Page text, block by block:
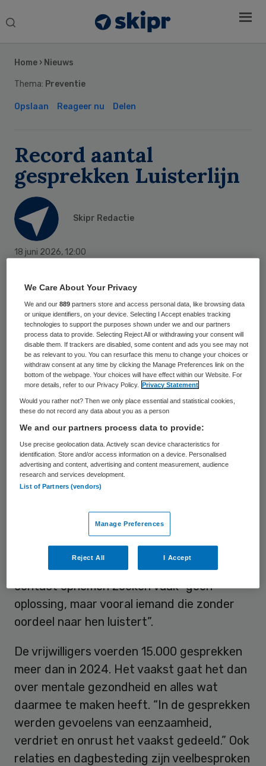
Search
Home › Nieuws
Thema: Preventie
Opslaan Reageer nu Delen
Record aantal
gesprekken Luisterlijn
Skipr Redactie
18 juni 2026, 12:00
Een recordaantal mensen heeft vorig jaar
gebeld, gechat of gemaild met de
Luisterlijn, waar vrijwilligers een luisterend
oor bieden. In totaal voerden de vrijwilligers
331.861 gesprekken, meldt de organisatie
achter de lijn in het jaarverslag over 2025.
Dat was het hoogste aantal in het bestaan
“Veel mensen geven aan zich niet gehoord
te voelen, of niemand in hun omgeving te
de organisatie. “De samenleving verhardt,
eenzaamheid neemt toe en polarisatie
groeit”, voegt directeur-bestuurder
Richard Coonen eraan toe. Mensen die
contact opnemen zoeken vaak “geen
oplossing, maar vooral iemand die zonder
oordeel naar hen luistert”.
De vrijwilligers voerden 15.000 gesprekken
meer dan in 2024. Het vaakst gaat het dan
over mentale gezondheid en alles wat
daarmee te maken heeft. “In de gesprekken
werden gevoelens van eenzaamheid,
verdriet en onrust het vaakst gedeeld.” Ook
relaties en dagbesteding zijn veelbesproken
Sidebar
We Care About Your Privacy
We and our889 partners store and access personal data, like browsing data
or unique identifiers, on your device. Selecting I Accept enables tracking
technologies to support the purposes shown under we and our partners
process data to provide. Selecting Reject All or withdrawing your consent will
disable them. If trackers are disabled, some content and ads you see may not
be as relevant to you. You can resurface this menu to change your choices or
withdraw consent at any time by clicking the Manage Preferences link on the
bottom of the webpage. Your choices will have effect within our Website. For
more details, refer to our Privacy Policy.
Privacy Statement
Would you rather not? Then we only place essential and statistical cookies,
these do not record any data about you as a person
We and our partners process data to provide:
Use precise geolocation data. Actively scan device characteristics for
identification. Store and/or access information on a device. Personalised
advertising and content, advertising and content measurement, audience
research and services development.
List of Partners (vendors)
Manage Preferences
Reject All I Accept